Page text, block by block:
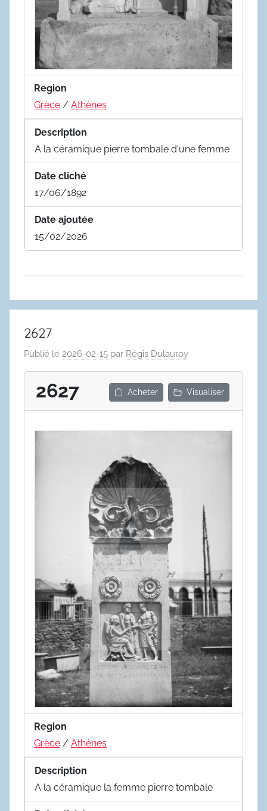
Region
Grèce / Athènes
Description
A la céramique pierre tombale d'une femme
Date cliché
17/06/1892
Date ajoutée
15/02/2026
2627
Publié le 2026-02-15 par Régis Dulauroy
2627 Acheter Visualiser
Region
Grèce / Athènes
Description
A la céramique la femme pierre tombale